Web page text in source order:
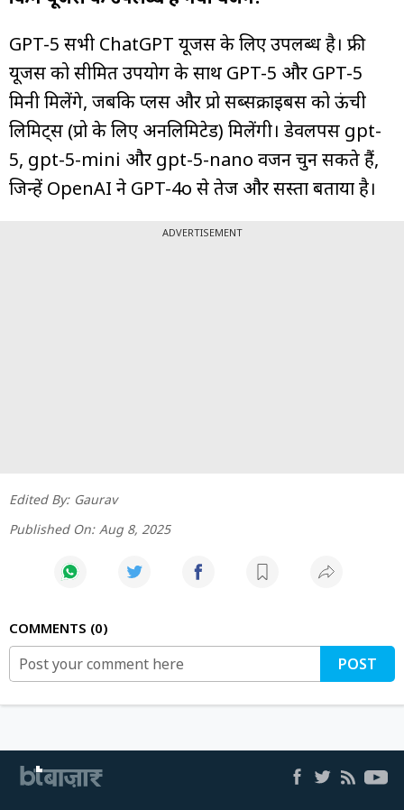
GPT-5 सभी ChatGPT यूजर्स के लिए उपलब्ध है। फ्री
यूजर्स को सीमित उपयोग के साथ GPT-5 और GPT-5
मिनी मिलेंगे, जबकि प्लस और प्रो सब्सक्राइबर्स को ऊंची
लिमिट्स (प्रो के लिए अनलिमिटेड) मिलेंगी। डेवलपर्स gpt-
5, gpt-5-mini और gpt-5-nano वर्जन चुन सकते हैं,
जिन्हें OpenAI ने GPT-4o से तेज और सस्ता बताया है।
ADVERTISEMENT
Edited By: Gaurav
Published On: Aug 8, 2025
COMMENTS 0
POST